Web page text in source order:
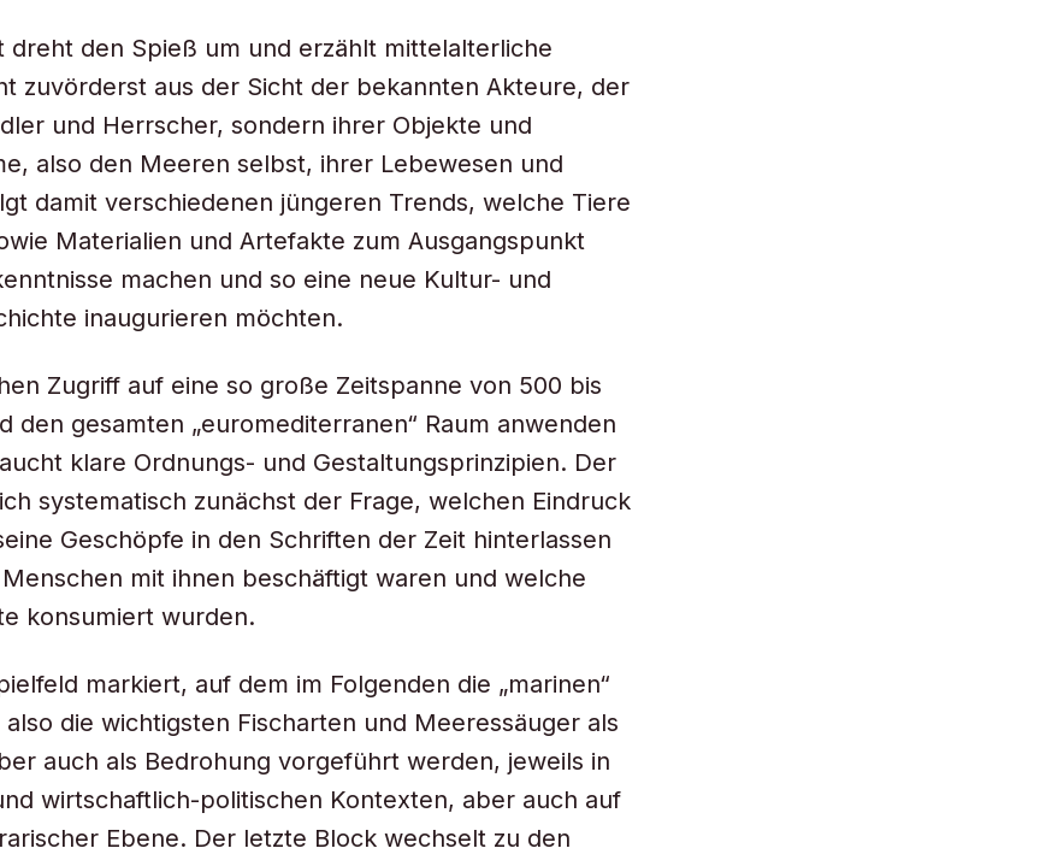
dreht den Spieß um und erzählt mittelalterliche
zuvörderst aus der Sicht der bekannten Akteure, der
und Herrscher, sondern ihrer Objekte und
also den Meeren selbst, ihrer Lebewesen und
damit verschiedenen jüngeren Trends, welche Tiere
Materialien und Artefakte zum Ausgangspunkt
machen und so eine neue Kultur- und
inaugurieren möchten.
Zugriff auf eine so große Zeitspanne von 500 bis
den gesamten „euromediterranen“ Raum anwenden
klare Ordnungs- und Gestaltungsprinzipien. Der
systematisch zunächst der Frage, welchen Eindruck
Geschöpfe in den Schriften der Zeit hinterlassen
mit ihnen beschäftigt waren und welche
konsumiert wurden.
markiert, auf dem im Folgenden die „marinen“
die wichtigsten Fischarten und Meeressäuger als
auch als Bedrohung vorgeführt werden, jeweils in
wirtschaftlich-politischen Kontexten, aber auch auf
Ebene. Der letzte Block wechselt zu den